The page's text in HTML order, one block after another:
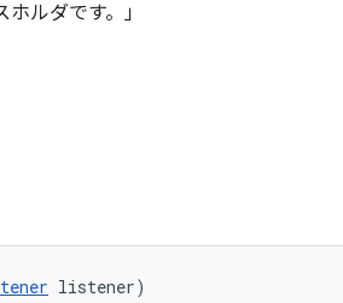
ルダです。」
listener)